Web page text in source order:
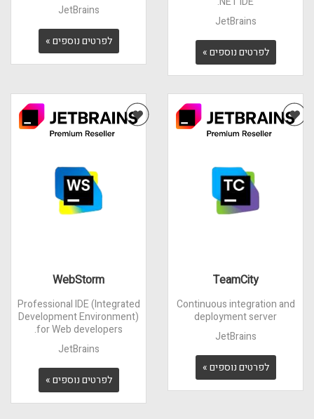
JetBrains
לפרטים נוספים »
JetBrains
לפרטים נוספים »
TeamCity
Continuous integration and
deployment server
JetBrains
לפרטים נוספים »
WebStorm
Professional IDE (Integrated
Development Environment)
for Web developers.
JetBrains
לפרטים נוספים »